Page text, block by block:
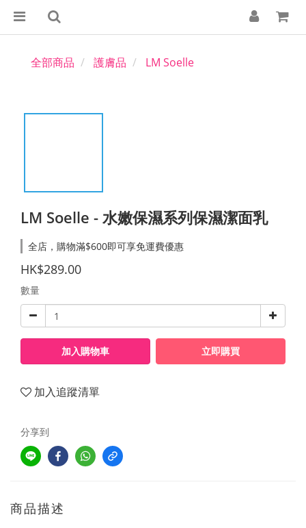
全部商品 護膚品 LM Soelle
LM Soelle - 水嫩保濕系列保濕潔面乳
全店，購物滿$600即可享免運費優惠
HK$289.00
數量
加入購物車 立即購買
加入追蹤清單
分享到
商品描述